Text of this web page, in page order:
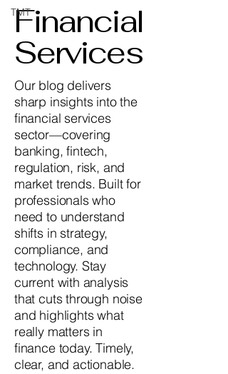
TMT
Financial
Services
Our blog delivers
sharp insights into the
financial services
sector—covering
banking, fintech,
regulation, risk, and
market trends. Built for
professionals who
need to understand
shifts in strategy,
compliance, and
technology. Stay
current with analysis
that cuts through noise
and highlights what
really matters in
finance today. Timely,
clear, and actionable.